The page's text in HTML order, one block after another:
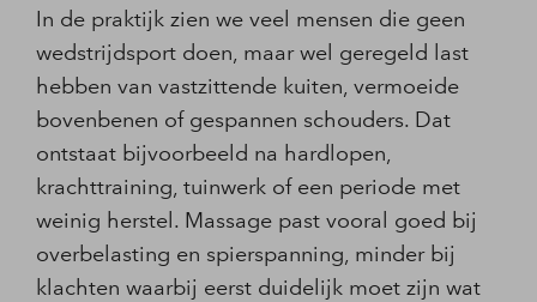
In de praktijk zien we veel mensen die geen
wedstrijdsport doen, maar wel geregeld last
hebben van vastzittende kuiten, vermoeide
bovenbenen of gespannen schouders. Dat
ontstaat bijvoorbeeld na hardlopen,
krachttraining, tuinwerk of een periode met
weinig herstel. Massage past vooral goed bij
overbelasting en spierspanning, minder bij
klachten waarbij eerst duidelijk moet zijn wat